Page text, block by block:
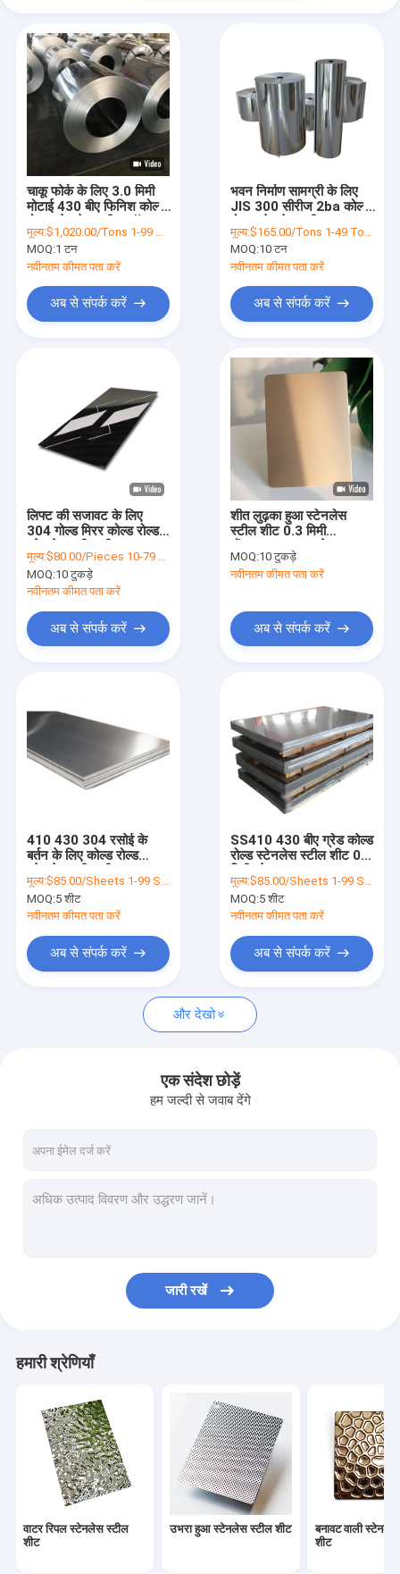
उत्पाद
हमारे बारे में
गुणवत्ता नियंत्रण
हमसे संपर्क करें
समाचार
वाटर रिपल स्टेनलेस स्टील शीट
प्राचीन स्टेनलेस स्टील शीट
हम्मर स्टेनलेस स्टील शीट
टुकड़े टुकड़े में स्टेनलेस स्टील शीट
पॉलिशिंग पैटर्न स्टेनलेस स्टील शीट
फिंगरप्रिंट विरोधी स्टेनलेस स्टील शीट
चाकू फोर्क के लिए 3.0 मिमी
मोटाई 430 बीए फिनिश कोल्ड
मूल्य:$1,020.00/Tons 1-99 Tons
MOQ:1 टन
नवीनतम कीमत पता करें
अब से संपर्क करें
भवन निर्माण सामग्री के लिए
JIS 300 सीरीज 2ba कोल्ड
मूल्य:$165.00/Tons 1-49 Tons
MOQ:10 टन
नवीनतम कीमत पता करें
अब से संपर्क करें
लिफ्ट की सजावट के लिए
304 गोल्ड मिरर कोल्ड रोल्ड
मूल्य:$80.00/Pieces 10-79 Pieces
MOQ:10 टुकड़े
नवीनतम कीमत पता करें
अब से संपर्क करें
शीत लुढ़का हुआ स्टेनलेस
स्टील शीट 0.3 मिमी
सैंडब्लास्ट एसएस प्लेट 430
पीवीडी रंग कोटिंग
MOQ:10 टुकड़े
नवीनतम कीमत पता करें
अब से संपर्क करें
410 430 304 रसोई के
बर्तन के लिए कोल्ड रोल्ड
मूल्य:$85.00/Sheets 1-99 Sheets
MOQ:5 शीट
नवीनतम कीमत पता करें
अब से संपर्क करें
SS410 430 बीए ग्रेड कोल्ड
रोल्ड स्टेनलेस स्टील शीट 0.5
मूल्य:$85.00/Sheets 1-99 Sheets
MOQ:5 शीट
नवीनतम कीमत पता करें
अब से संपर्क करें
और देखो
एक संदेश छोड़ें
हम जल्दी से जवाब देंगे
जारी रखें
हमारी श्रेणियाँ
वाटर रिपल स्टेनलेस स्टील
शीट
उभरा हुआ स्टेनलेस स्टील शीट
बनावट वाली
शीट